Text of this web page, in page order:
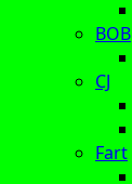
BOB
CJ
Fart